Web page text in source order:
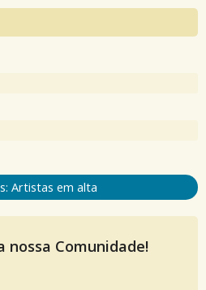
Artistas em alta
nossa Comunidade!